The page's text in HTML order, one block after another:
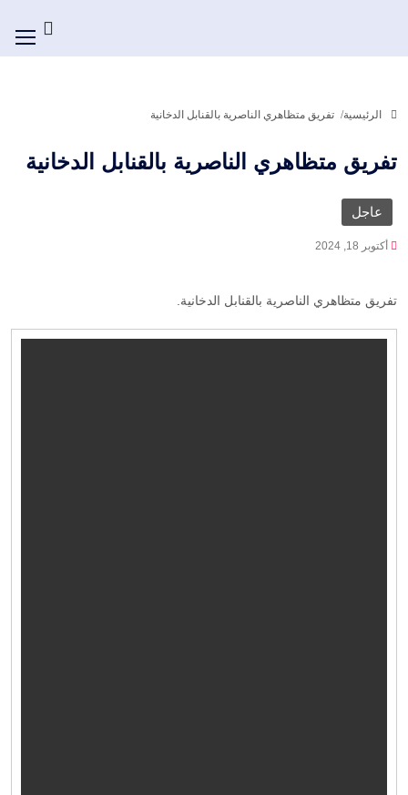
الرئيسية تفريق متظاهري الناصرية بالقنابل الدخانية
تفريق متظاهري الناصرية بالقنابل الدخانية
عاجل
أكتوبر 18, 2024
تفريق متظاهري الناصرية بالقنابل الدخانية.